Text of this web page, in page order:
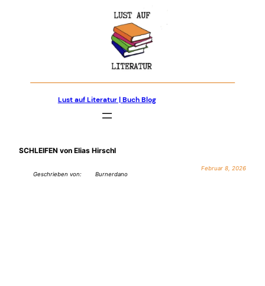
Lust auf Literatur | Buch Blog
SCHLEIFEN von Elias Hirschl
Geschrieben von: Burnerdano
Februar 8, 2026